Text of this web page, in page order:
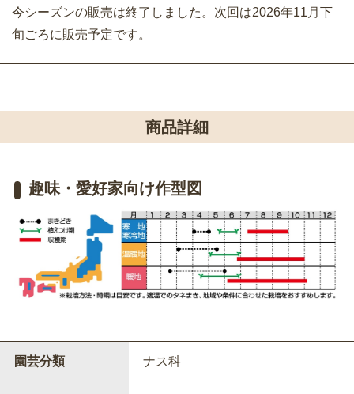
今シーズンの販売は終了しました。次回は2026年11月下
旬ごろに販売予定です。
商品詳細
趣味・愛好家向け作型図
園芸分類 ナス科